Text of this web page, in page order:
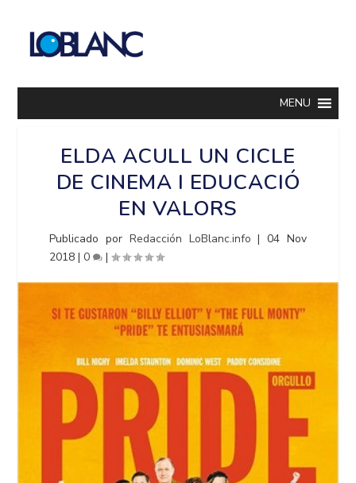
MENU
ELDA ACULL UN CICLE
DE CINEMA I EDUCACIÓ
EN VALORS
Publicado por Redacción LoBlanc.info | 04 Nov
2018 |0 |